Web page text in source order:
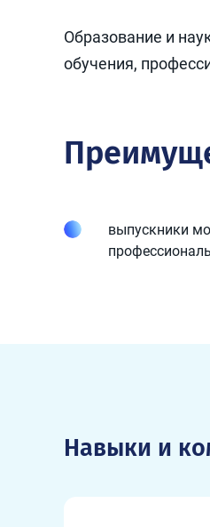
Образование и
обучения,
выпускники
Навыки и